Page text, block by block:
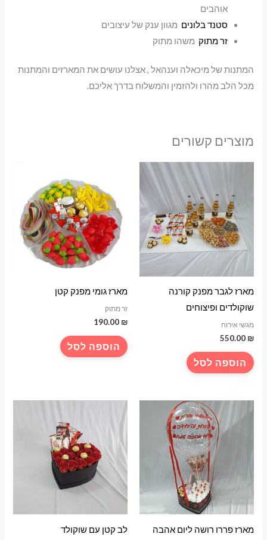
אוהבים
סטנד בלונים מגוון ענק של עיצובים
זר מתוק משהו מתוק
המתנות של מיכאלה וענהאל , אצלנו עושים את המארזים והמתנות
מכל הלב מהרו ולהזמין והמשלוח בדרך אליכם.
מוצרים קשורים
מארז לגבר מפנק קורנה
שוקולדים ופיצוחים
מגשי אירוח
550.00 ₪
הוספה לסל
מארז גומי מפנק קטן
זר מתוק
190.00 ₪
הוספה לסל
מארז פררו רושה ליום אהבה
לב קטן עם שוקולד